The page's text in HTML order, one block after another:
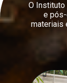
O Instituto
e
materiais